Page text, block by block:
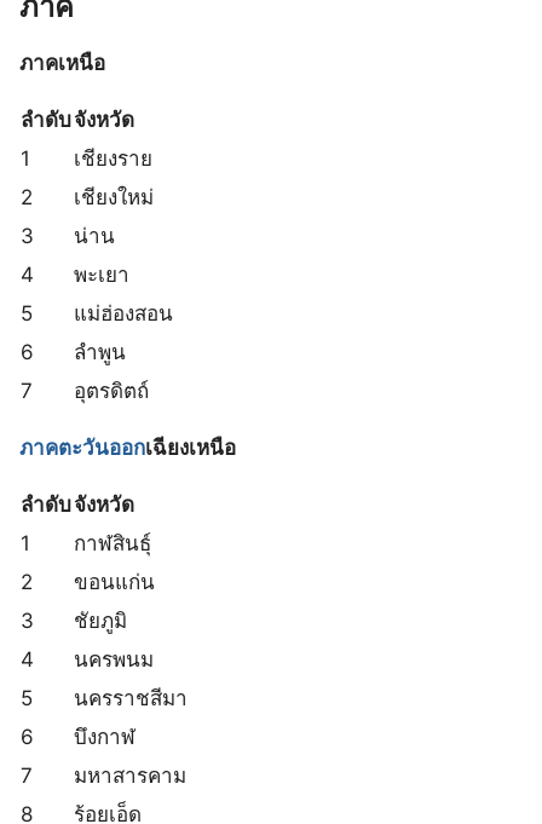
ภาคเหนือ
ลำดับจังหวัด
1
เชียงราย
2
เชียงใหม่
3
น่าน
4
พะเยา
5
แม่ฮ่องสอน
6
ลำพูน
7
อุตรดิตถ์
ภาคตะวันออกเฉียงเหนือ
ลำดับจังหวัด
1
กาฬสินธุ์
2
ขอนแก่น
3
ชัยภูมิ
4
นครพนม
5
นครราชสีมา
6
บึงกาฬ
7
มหาสารคาม
8
ร้อยเอ็ด